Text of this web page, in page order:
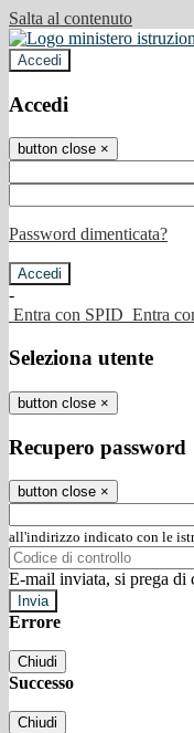
Salta al contenuto
Accedi
Accedi
button close ×
Password dimenticata?
-
Entra con SPID Entra
Seleziona utente
button close ×
Recupero password
button close ×
all'indirizzo indicato con le
E-mail inviata, si prega di
Errore
Chiudi
Successo
Chiudi